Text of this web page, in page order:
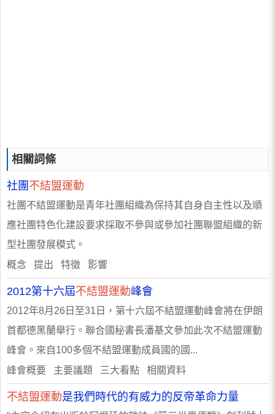
相關詞條
社團 不結盟運動
社團不結盟運動是青年社團組織為保持其自身自主性以及順
應社團特色化建設要求採取不參與或參加社團聯盟組織的新
型社團發展模式。
概念 提出 特徵 影響
2012第十六屆不結盟運動峰會
2012年8月26日至31日，第十六屆不結盟運動峰會將在伊朗
首都德黑蘭舉行。聯合國秘書長潘基文參加此次不結盟運動
峰會。來自100多個不結盟運動成員國的國...
峰會概要 主要議題 三大看點 相關資料
不結盟運動是我們時代的有威力的反帝革命力量